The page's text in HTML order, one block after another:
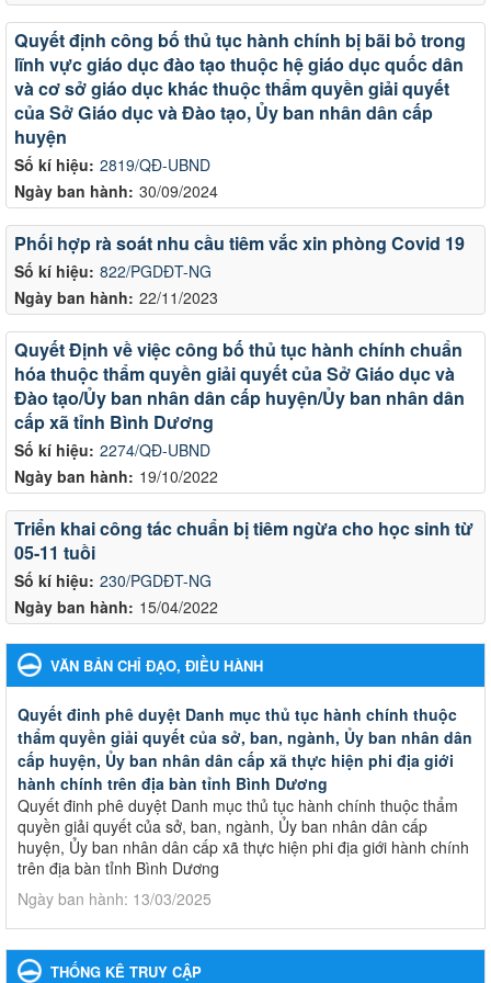
Số kí hiệu: 2819/QĐ-UBND
Ngày ban hành: 30/09/2024
Quyết định công bố thủ tục hành chính bị bãi bỏ trong
lĩnh vực giáo dục đào tạo thuộc hệ giáo dục quốc dân
và cơ sở giáo dục khác thuộc thẩm quyền giải quyết
của Sở Giáo dục và Đào tạo, Ủy ban nhân dân cấp
huyện
Số kí hiệu: 822/PGDĐT-NG
Ngày ban hành: 22/11/2023
Phối hợp rà soát nhu cầu tiêm vắc xin phòng Covid 19
Số kí hiệu: 2274/QĐ-UBND
Ngày ban hành: 19/10/2022
Quyết Định về việc công bố thủ tục hành chính chuẩn
hóa thuộc thẩm quyền giải quyết của Sở Giáo dục và
Đào tạo/Ủy ban nhân dân cấp huyện/Ủy ban nhân dân
cấp xã tỉnh Bình Dương
Số kí hiệu: 230/PGDĐT-NG
Ngày ban hành: 15/04/2022
Triển khai công tác chuẩn bị tiêm ngừa cho học sinh từ
05-11 tuồi
VĂN BẢN CHỈ ĐẠO, ĐIỀU HÀNH
Quyết đinh phê duyệt Danh mục thủ tục hành chính thuộc
thẩm quyền giải quyết của sở, ban, ngành, Ủy ban nhân dân
cấp huyện, Ủy ban nhân dân cấp xã thực hiện phi địa giới
hành chính trên địa bàn tỉnh Bình Dương
Quyết đinh phê duyệt Danh mục thủ tục hành chính thuộc thẩm
quyền giải quyết của sở, ban, ngành, Ủy ban nhân dân cấp
huyện, Ủy ban nhân dân cấp xã thực hiện phi địa giới hành chính
trên địa bàn tỉnh Bình Dương
Ngày ban hành: 13/03/2025
Giáo dục và Đào tạo thành phố Bến Cát
THỐNG KÊ TRUY CẬP